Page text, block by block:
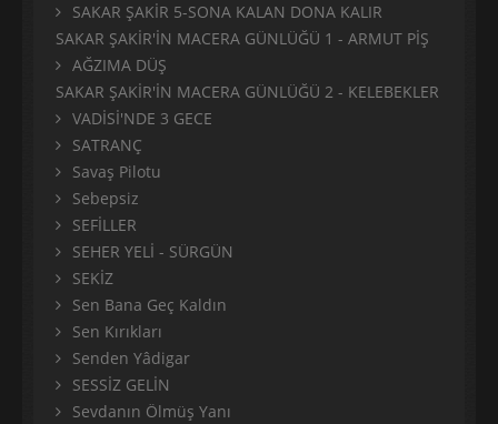
SAKAR ŞAKİR 5-SONA KALAN DONA KALIR
SAKAR ŞAKİR'İN MACERA GÜNLÜĞÜ 1 - ARMUT PİŞ
AĞZIMA DÜŞ
SAKAR ŞAKİR'İN MACERA GÜNLÜĞÜ 2 - KELEBEKLER
VADİSİ'NDE 3 GECE
SATRANÇ
Savaş Pilotu
Sebepsiz
SEFİLLER
SEHER YELİ - SÜRGÜN
SEKİZ
Sen Bana Geç Kaldın
Sen Kırıkları
Senden Yâdigar
SESSİZ GELİN
Sevdanın Ölmüş Yanı